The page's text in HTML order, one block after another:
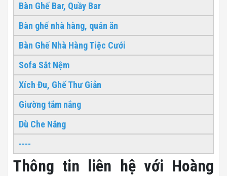
Bàn Ghế Bar, Quầy Bar
Bàn ghế nhà hàng, quán ăn
Bàn Ghế Nhà Hàng Tiệc Cưới
Sofa Sắt Nệm
Xích Đu, Ghế Thư Giản
Giường tắm nắng
Dù Che Nắng
----
Thông tin liên hệ với Hoàng